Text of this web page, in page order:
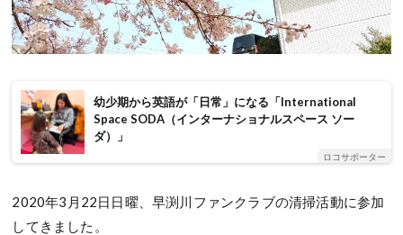
幼少期から英語が「日常」になる「International
Space SODA（インターナショナルスペース ソー
ダ）」
ロコサポーター
2020年3月22日日曜、早渕川ファンクラブの清掃活動に参加
してきました。